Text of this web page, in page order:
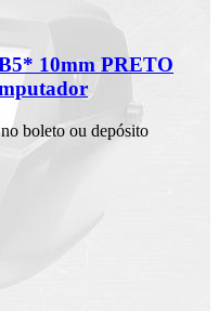
10mm PRETO
boleto ou depósito